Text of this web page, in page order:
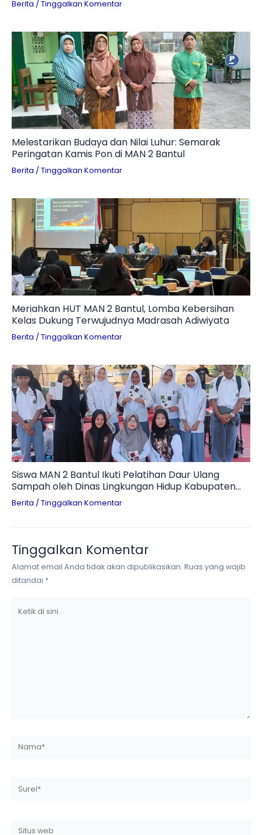
Berita / Tinggalkan Komentar
Melestarikan Budaya dan Nilai Luhur: Semarak
Peringatan Kamis Pon di MAN 2 Bantul
Berita / Tinggalkan Komentar
Meriahkan HUT MAN 2 Bantul, Lomba Kebersihan
Kelas Dukung Terwujudnya Madrasah Adiwiyata
Berita / Tinggalkan Komentar
Siswa MAN 2 Bantul Ikuti Pelatihan Daur Ulang
Sampah oleh Dinas Lingkungan Hidup Kabupaten
Bantul
Berita / Tinggalkan Komentar
Tinggalkan Komentar
Alamat email Anda tidak akan dipublikasikan. Ruas yang wajib
ditandai *
Nama*
Situs